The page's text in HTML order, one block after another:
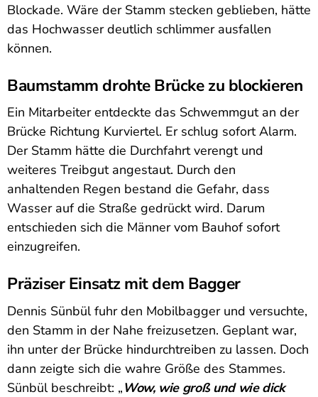
Blockade. Wäre der Stamm stecken geblieben, hätte
das Hochwasser deutlich schlimmer ausfallen
können.
Baumstamm drohte Brücke zu blockieren
Ein Mitarbeiter entdeckte das Schwemmgut an der
Brücke Richtung Kurviertel. Er schlug sofort Alarm.
Der Stamm hätte die Durchfahrt verengt und
weiteres Treibgut angestaut. Durch den
anhaltenden Regen bestand die Gefahr, dass
Wasser auf die Straße gedrückt wird. Darum
entschieden sich die Männer vom Bauhof sofort
einzugreifen.
Präziser Einsatz mit dem Bagger
Dennis Sünbül fuhr den Mobilbagger und versuchte,
den Stamm in der Nahe freizusetzen. Geplant war,
ihn unter der Brücke hindurchtreiben zu lassen. Doch
dann zeigte sich die wahre Größe des Stammes.
Sünbül beschreibt: „Wow, wie groß und wie dick